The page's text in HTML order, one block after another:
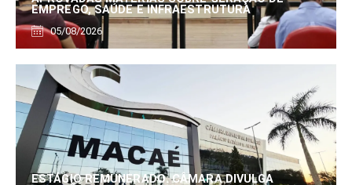
EMPREGO, SAÚDE E INFRAESTRUTURA
05/08/2026
ESTÁGIO REMUNERADO: CÂMARA DIVULGA